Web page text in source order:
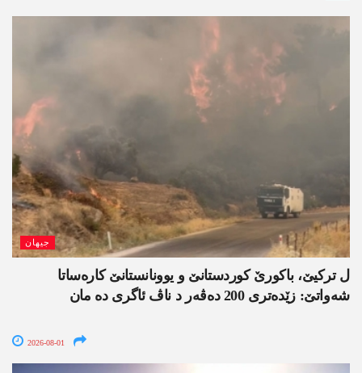
جیھان
ل ترکیێ، باکورێ کوردستانێ و یوونانستانێ کارەساتا
شەواتێ: زێدەتری 200 دەڤەر د ناڤ ئاگری دە مان
2026-08-01